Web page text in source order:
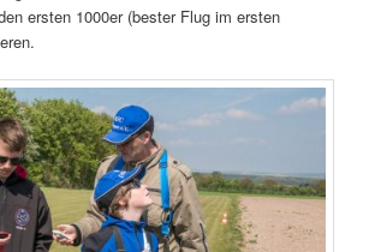
ersten 1000er (bester Flug im ersten